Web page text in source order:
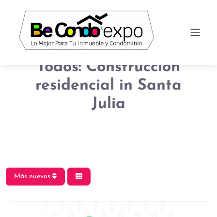
Todos: Construcción
residencial in Santa
Julia
Más nuevos